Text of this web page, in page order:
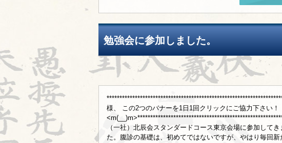
勉強会に参加しました。
様、 この2つのバナーを1日1回クリックにご協力下さい！
（一社）北辰会スタンダードコース東京会場に参加し
た。腹診の基礎は、初めてではないですが、やはり毎回